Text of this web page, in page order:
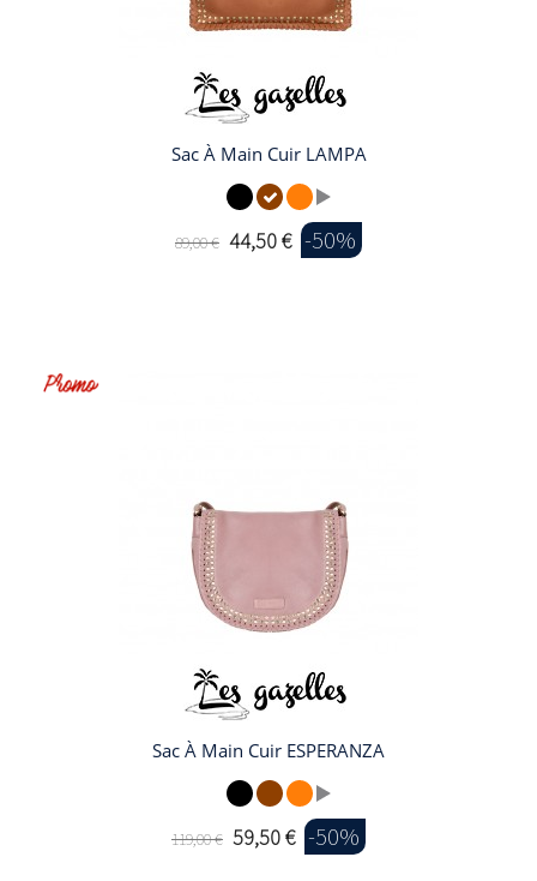
Sac À Main Cuir LAMPA
89,00 € 44,50 € -50%
Sac À Main Cuir ESPERANZA
119,00 € 59,50 € -50%